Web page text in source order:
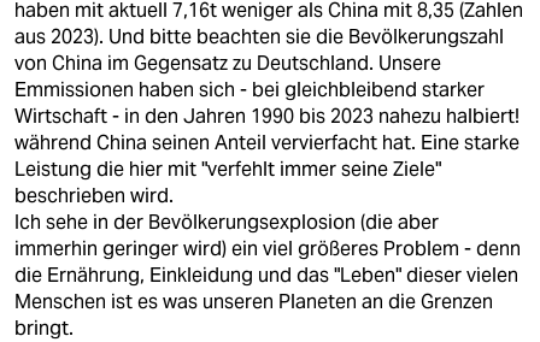
haben mit aktuell 7,16t weniger als China mit 8,35 (Zahlen
aus 2023). Und bitte beachten sie die Bevölkerungszahl
von China im Gegensatz zu Deutschland. Unsere
Emmissionen haben sich - bei gleichbleibend starker
Wirtschaft - in den Jahren 1990 bis 2023 nahezu halbiert!
während China seinen Anteil vervierfacht hat. Eine starke
Leistung die hier mit "verfehlt immer seine Ziele"
beschrieben wird.
Ich sehe in der Bevölkerungsexplosion (die aber
immerhin geringer wird) ein viel größeres Problem - denn
die Ernährung, Einkleidung und das "Leben" dieser vielen
Menschen ist es was unseren Planeten an die Grenzen
bringt.